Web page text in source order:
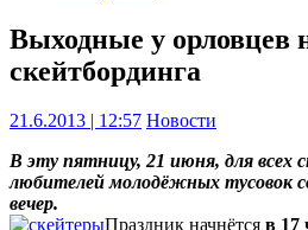
Выходные у орловцев
скейтбординга
21.6.2013 | 12:57 Новости
В эту пятницу, 21 июня, для всех
любителей молодёжных тусовок
вечер.
Праздник начнётся в 17